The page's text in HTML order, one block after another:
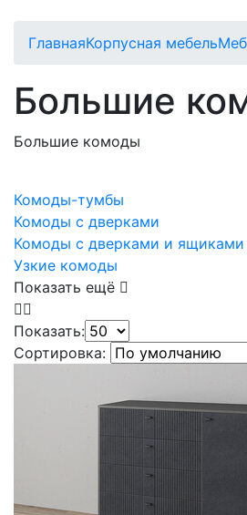
ГлавнаяКорпусная мебель
Большие
Большие комоды
Комоды-тумбы
Комоды с дверками
Комоды с дверками и ящиками
Узкие комоды
Показать ещё
Показать:
Сортировка: